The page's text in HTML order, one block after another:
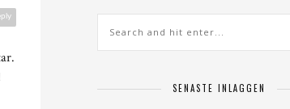
SENASTE INLÄGGEN